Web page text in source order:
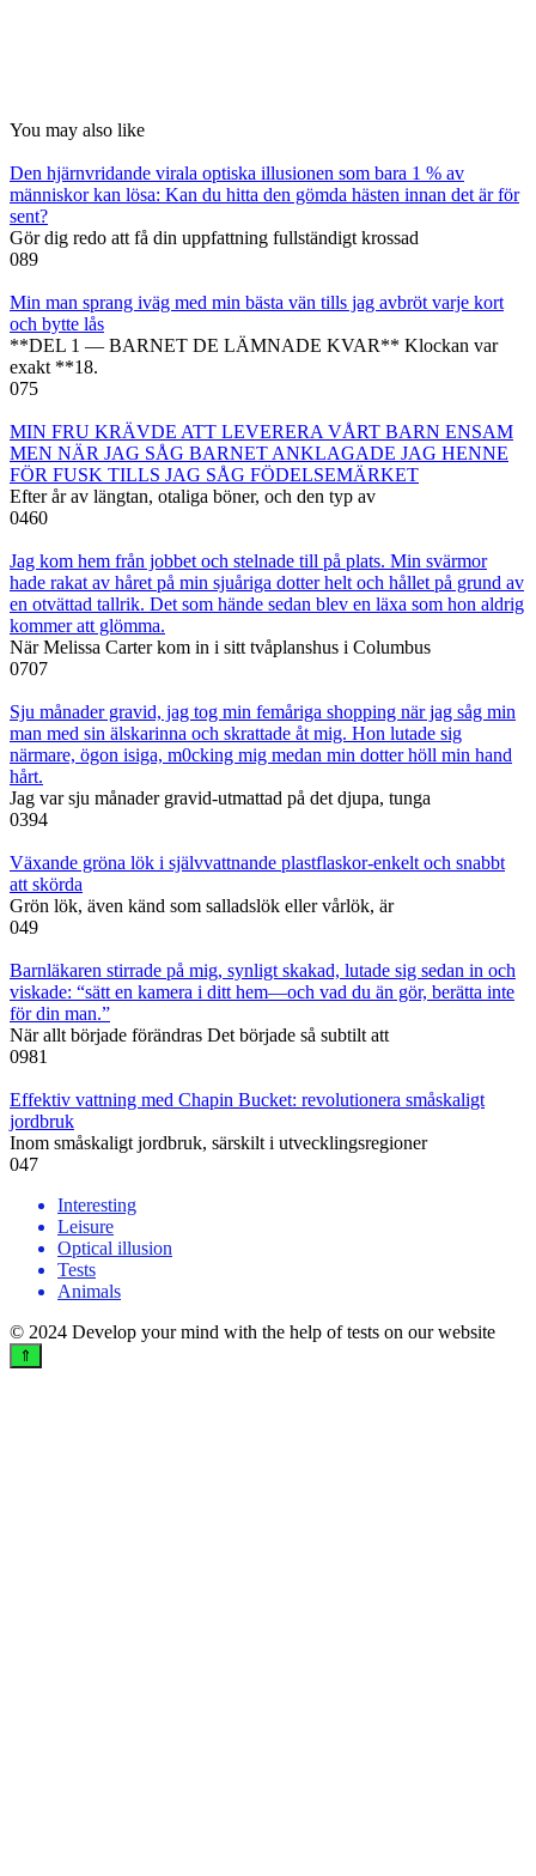
You may also like
Den hjärnvridande virala optiska illusionen som bara 1 % av
människor kan lösa: Kan du hitta den gömda hästen innan det är för
sent?
Gör dig redo att få din uppfattning fullständigt krossad
089
Min man sprang iväg med min bästa vän tills jag avbröt varje kort
och bytte lås
**DEL 1 — BARNET DE LÄMNADE KVAR** Klockan var
exakt **18.
075
MIN FRU KRÄVDE ATT LEVERERA VÅRT BARN ENSAM
MEN NÄR JAG SÅG BARNET ANKLAGADE JAG HENNE
FÖR FUSK TILLS JAG SÅG FÖDELSEMÄRKET
Efter år av längtan, otaliga böner, och den typ av
0460
Jag kom hem från jobbet och stelnade till på plats. Min svärmor
hade rakat av håret på min sjuåriga dotter helt och hållet på grund av
en otvättad tallrik. Det som hände sedan blev en läxa som hon aldrig
kommer att glömma.
När Melissa Carter kom in i sitt tvåplanshus i Columbus
0707
Sju månader gravid, jag tog min femåriga shopping när jag såg min
man med sin älskarinna och skrattade åt mig. Hon lutade sig
närmare, ögon isiga, m0cking mig medan min dotter höll min hand
hårt.
Jag var sju månader gravid-utmattad på det djupa, tunga
0394
Växande gröna lök i självvattnande plastflaskor-enkelt och snabbt
att skörda
Grön lök, även känd som salladslök eller vårlök, är
049
Barnläkaren stirrade på mig, synligt skakad, lutade sig sedan in och
viskade: “sätt en kamera i ditt hem—och vad du än gör, berätta inte
för din man.”
När allt började förändras Det började så subtilt att
0981
Effektiv vattning med Chapin Bucket: revolutionera småskaligt
jordbruk
Inom småskaligt jordbruk, särskilt i utvecklingsregioner
047
Interesting
Leisure
Optical illusion
Tests
Animals
© 2024 Develop your mind with the help of tests on our website